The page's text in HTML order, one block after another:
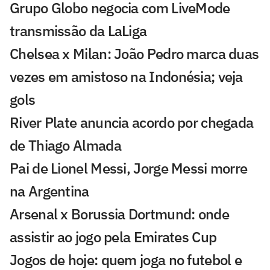
Grupo Globo negocia com LiveMode
transmissão da LaLiga
Chelsea x Milan: João Pedro marca duas
vezes em amistoso na Indonésia; veja
gols
River Plate anuncia acordo por chegada
de Thiago Almada
Pai de Lionel Messi, Jorge Messi morre
na Argentina
Arsenal x Borussia Dortmund: onde
assistir ao jogo pela Emirates Cup
Jogos de hoje: quem joga no futebol e